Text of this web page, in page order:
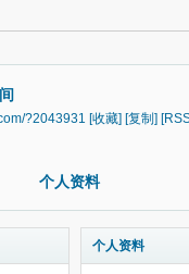
?2043931 [收藏] [复制]
个人资料
个人资料